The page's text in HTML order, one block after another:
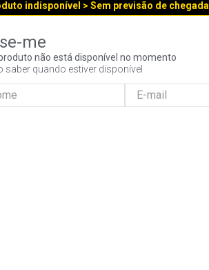
indisponível > Sem previsão de chegada
não está disponível no momento
saber quando estiver disponível